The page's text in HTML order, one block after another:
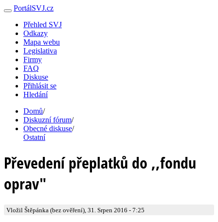
PortálSVJ.cz
Přehled SVJ
Odkazy
Mapa webu
Legislativa
Firmy
FAQ
Diskuse
Přihlásit se
Hledání
Domů/
Diskuzní fórum/
Obecné diskuse/
Ostatní
Převedení přeplatků do ,,fondu
oprav"
Vložil Štěpánka (bez ověření), 31. Srpen 2016 - 7:25